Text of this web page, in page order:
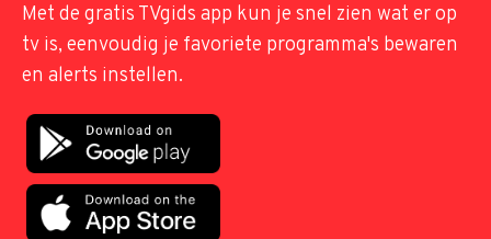
Met de gratis TVgids app kun je snel zien wat er op
tv is, eenvoudig je favoriete programma's bewaren
en alerts instellen.